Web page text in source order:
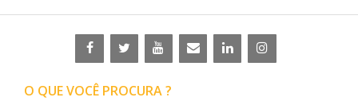
O QUE VOCÊ PROCURA ?